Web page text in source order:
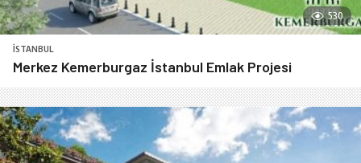
530
İSTANBUL
Merkez Kemerburgaz İstanbul Emlak Projesi